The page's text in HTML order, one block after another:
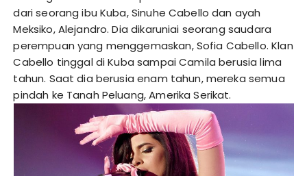
dari seorang ibu Kuba, Sinuhe Cabello dan ayah
Meksiko, Alejandro. Dia dikaruniai seorang saudara
perempuan yang menggemaskan, Sofia Cabello. Klan
Cabello tinggal di Kuba sampai Camila berusia lima
tahun. Saat dia berusia enam tahun, mereka semua
pindah ke Tanah Peluang, Amerika Serikat.